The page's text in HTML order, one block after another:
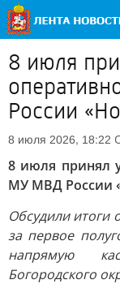
8 июля
России
8 июля 2026, 18:22
8 июля принял
МУ МВД России
Обсудили итоги
за первое
напрямую
Богородского